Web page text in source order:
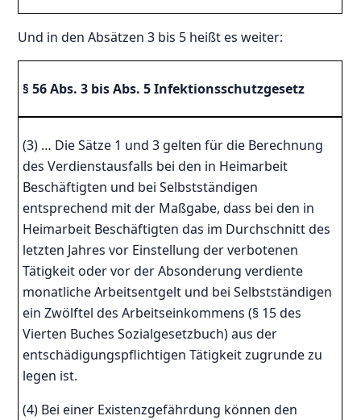
Und in den Absätzen 3 bis 5 heißt es weiter:
§ 56 Abs. 3 bis Abs. 5 Infektionsschutzgesetz
(3) … Die Sätze 1 und 3 gelten für die Berechnung
des Verdienstausfalls bei den in Heimarbeit
Beschäftigten und bei Selbstständigen
entsprechend mit der Maßgabe, dass bei den in
Heimarbeit Beschäftigten das im Durchschnitt des
letzten Jahres vor Einstellung der verbotenen
Tätigkeit oder vor der Absonderung verdiente
monatliche Arbeitsentgelt und bei Selbstständigen
ein Zwölftel des Arbeitseinkommens (§ 15 des
Vierten Buches Sozialgesetzbuch) aus der
entschädigungspflichtigen Tätigkeit zugrunde zu
legen ist.
(4) Bei einer Existenzgefährdung können den